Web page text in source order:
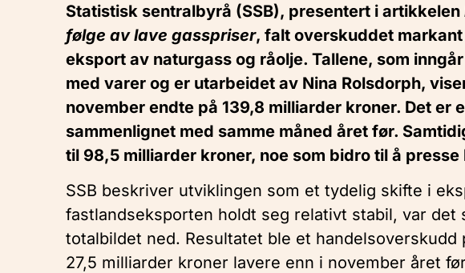
Statistisk sentralbyrå (SSB), presentert i artikkelen
følge av lave gasspriser, falt overskuddet
eksport av naturgass og råolje. Tallene, som
med varer og er utarbeidet av Nina Rolsdorph,
november endte på 139,8 milliarder kroner. Det er
sammenlignet med samme måned året før.
til 98,5 milliarder kroner, noe som bidro til å
SSB beskriver utviklingen som et tydelig skifte i
fastlandseksporten holdt seg relativt stabil, var
totalbildet ned. Resultatet ble et handelsoverskudd
27,5 milliarder kroner lavere enn i november året